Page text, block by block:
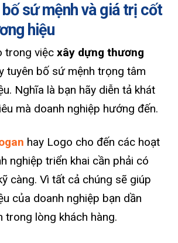
sứ mệnh và giá trị cốt
hiệu
trong việc xây dựng thương
tuyên bố sứ mệnh trọng tâm
Nghĩa là bạn hãy diễn tả khát
mà doanh nghiệp hướng đến.
hay Logo cho đến các hoạt
nghiệp triển khai cần phải có
càng. Vì tất cả chúng sẽ giúp
của doanh nghiệp bạn dần
trong lòng khách hàng.